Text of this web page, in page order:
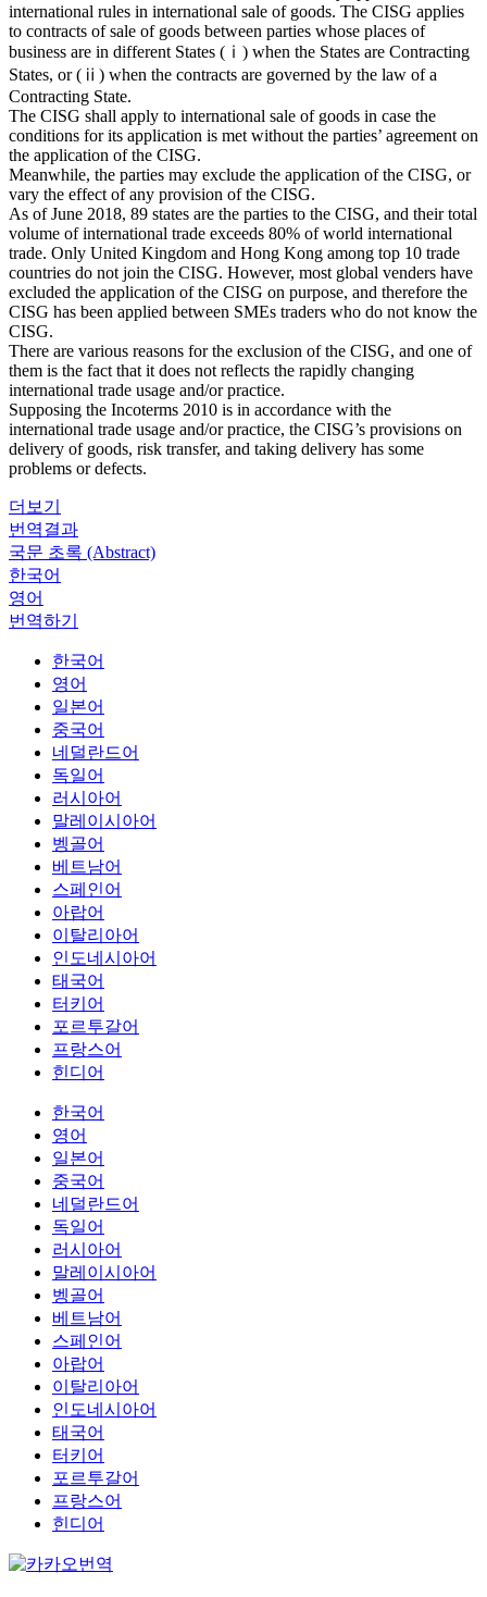
international rules in international sale of goods. The CISG applies
to contracts of sale of goods between parties whose places of
business are in different States (ⅰ) when the States are Contracting
States, or (ⅱ) when the contracts are governed by the law of a
Contracting State.
The CISG shall apply to international sale of goods in case the
conditions for its application is met without the parties’ agreement on
the application of the CISG.
Meanwhile, the parties may exclude the application of the CISG, or
vary the effect of any provision of the CISG.
As of June 2018, 89 states are the parties to the CISG, and their total
volume of international trade exceeds 80% of world international
trade. Only United Kingdom and Hong Kong among top 10 trade
countries do not join the CISG. However, most global venders have
excluded the application of the CISG on purpose, and therefore the
CISG has been applied between SMEs traders who do not know the
CISG.
There are various reasons for the exclusion of the CISG, and one of
them is the fact that it does not reflects the rapidly changing
international trade usage and/or practice.
Supposing the Incoterms 2010 is in accordance with the
international trade usage and/or practice, the CISG’s provisions on
delivery of goods, risk transfer, and taking delivery has some
problems or defects.
더보기
번역결과
국문 초록 (Abstract)
한국어
영어
번역하기
한국어
영어
일본어
중국어
네덜란드어
독일어
러시아어
말레이시아어
벵골어
베트남어
스페인어
아랍어
이탈리아어
인도네시아어
태국어
터키어
포르투갈어
프랑스어
힌디어
한국어
영어
일본어
중국어
네덜란드어
독일어
러시아어
말레이시아어
벵골어
베트남어
스페인어
아랍어
이탈리아어
인도네시아어
태국어
터키어
포르투갈어
프랑스어
힌디어